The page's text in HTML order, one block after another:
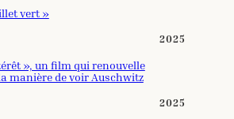
vert »
2025
», un film qui renouvelle
manière de voir Auschwitz
2025